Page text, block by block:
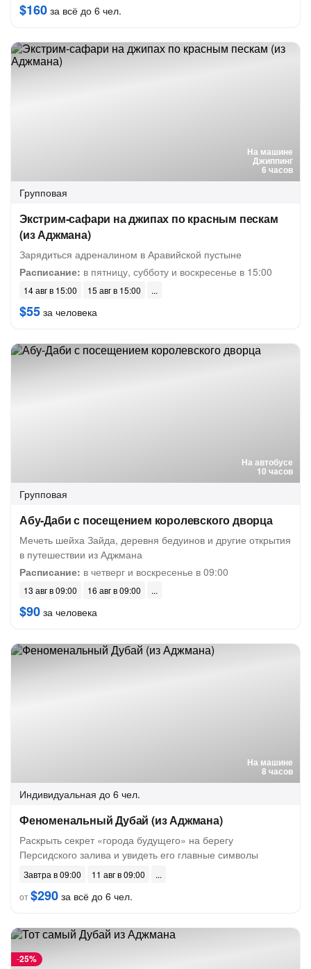
$160 за всё до 6 чел.
На машине
Джиппинг
6 часов
Групповая
Экстрим-сафари на джипах по красным пескам
(из Аджмана)
Зарядиться адреналином в Аравийской пустыне
Расписание: в пятницу, субботу и воскресенье в 15:00
14 авг в 15:00 15 авг в 15:00
$55 за человека
На автобусе
10 часов
Групповая
Абу-Даби с посещением королевского дворца
Мечеть шейха Зайда, деревня бедуинов и другие открытия
в путешествии из Аджмана
Расписание: в четверг и воскресенье в 09:00
13 авг в 09:00 16 авг в 09:00
$90 за человека
На машине
8 часов
Индивидуальная до 6 чел.
Феноменальный Дубай (из Аджмана)
Раскрыть секрет «города будущего» на берегу
Персидского залива и увидеть его главные символы
Завтра в 09:00
11 авг в 09:00
от$290 за всё до 6 чел.
-25%